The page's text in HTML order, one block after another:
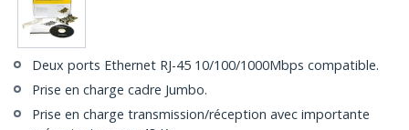
Deux ports Ethernet RJ-45 10/100/1000Mbps compatible.
Prise en charge cadre Jumbo.
Prise en charge transmission/réception avec importante